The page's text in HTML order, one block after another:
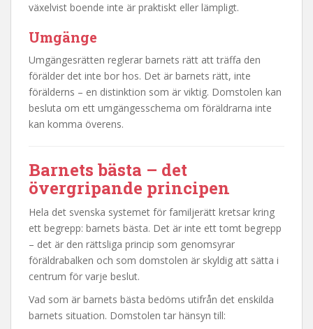
växelvist boende inte är praktiskt eller lämpligt.
Umgänge
Umgängesrätten reglerar barnets rätt att träffa den
förälder det inte bor hos. Det är barnets rätt, inte
förälderns – en distinktion som är viktig. Domstolen kan
besluta om ett umgängesschema om föräldrarna inte
kan komma överens.
Barnets bästa – det
övergripande principen
Hela det svenska systemet för familjerätt kretsar kring
ett begrepp: barnets bästa. Det är inte ett tomt begrepp
– det är den rättsliga princip som genomsyrar
föräldrabalken och som domstolen är skyldig att sätta i
centrum för varje beslut.
Vad som är barnets bästa bedöms utifrån det enskilda
barnets situation. Domstolen tar hänsyn till: